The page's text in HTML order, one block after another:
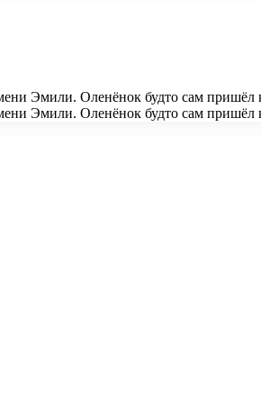
Эмили. Оленёнок будто сам
Эмили. Оленёнок будто сам